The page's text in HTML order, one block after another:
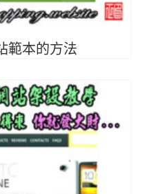
範本的方法